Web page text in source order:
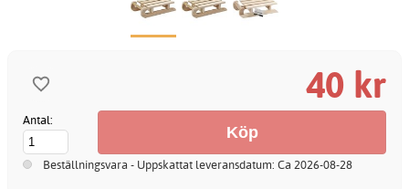
40 kr
Antal:
Beställningsvara - Uppskattat leveransdatum: Ca 2026-08-28